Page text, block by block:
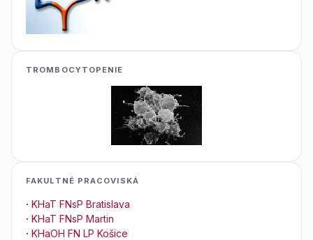
TROMBOCYTOPENIE
FAKULTNÉ PRACOVISKÁ
· KHaT FNsP Bratislava
· KHaT FNsP Martin
· KHaOH FN LP Košice